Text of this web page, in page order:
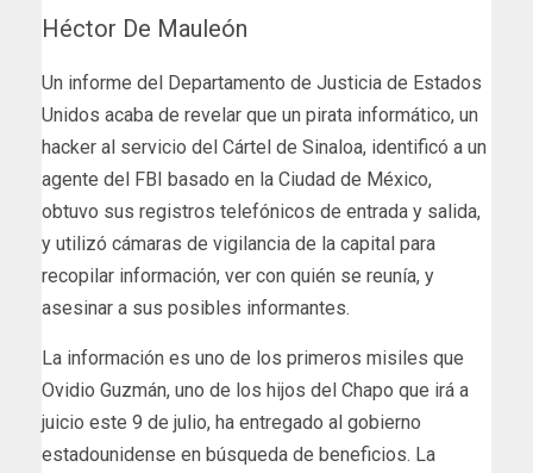
Héctor De Mauleón
Un informe del Departamento de Justicia de Estados
Unidos acaba de revelar que un pirata informático, un
hacker al servicio del Cártel de Sinaloa, identificó a un
agente del FBI basado en la Ciudad de México,
obtuvo sus registros telefónicos de entrada y salida,
y utilizó cámaras de vigilancia de la capital para
recopilar información, ver con quién se reunía, y
asesinar a sus posibles informantes.
La información es uno de los primeros misiles que
Ovidio Guzmán, uno de los hijos del Chapo que irá a
juicio este 9 de julio, ha entregado al gobierno
estadounidense en búsqueda de beneficios. La